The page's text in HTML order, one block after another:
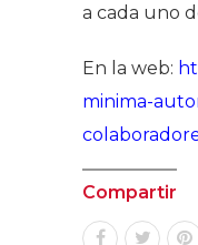
a cada uno
En la web:
minima-
Compartir